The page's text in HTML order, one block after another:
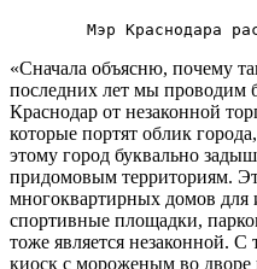
«Сначала объясню, почему
последних лет мы проводим
Краснодар от незаконной
которые портят облик
этому город буквально
придомовым территориям.
многоквартирных домов
спортивные площадки,
тоже является незаконной. С
киоск с мороженым во